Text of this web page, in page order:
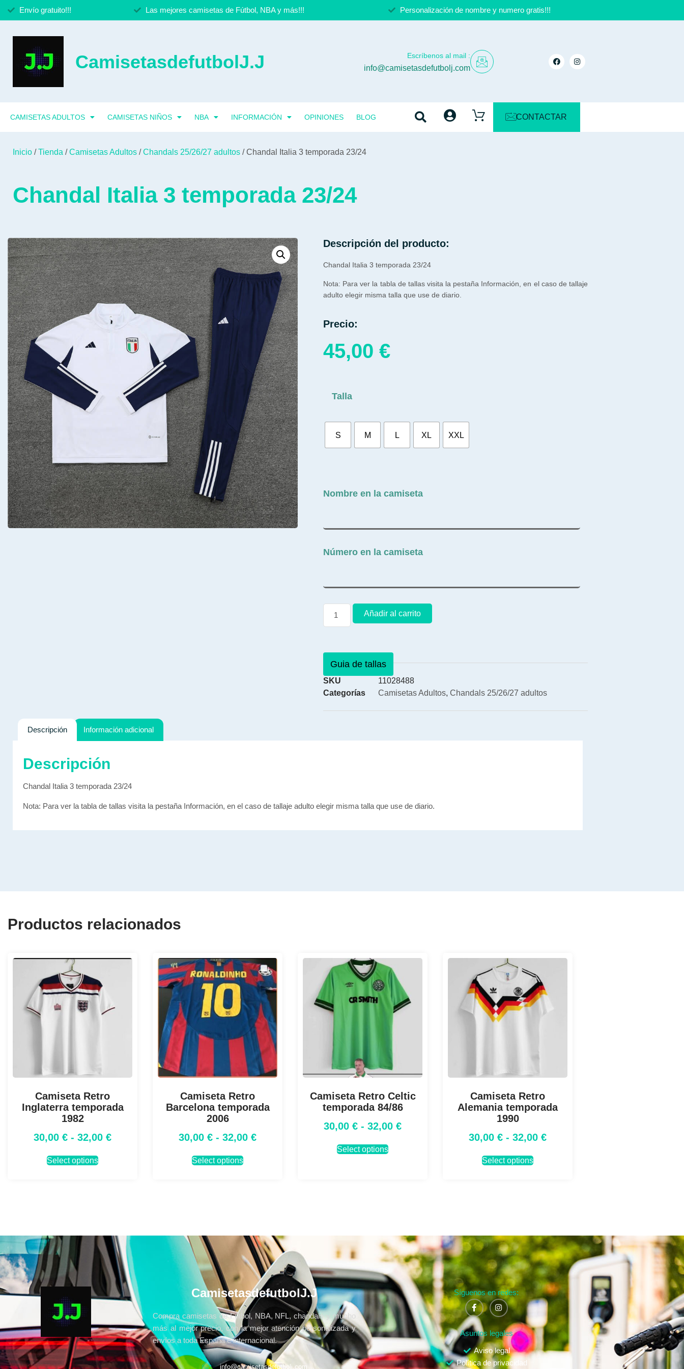
Envío gratuito!!! Las mejores camisetas de Fútbol, NBA y más!!! Personalización de nombre y numero gratis!!!
CamisetasdefutbolJ.J Escríbenos al mail :
info@camisetasdefutbolj.com
CAMISETAS ADULTOS CAMISETAS NIÑOS NBA INFORMACIÓN OPINIONES BLOG CONTACTAR
Inicio /Tienda /Camisetas Adultos /Chandals 25/26/27 adultos / Chandal Italia 3 temporada 23/24
Chandal Italia 3 temporada 23/24
Descripción del producto:
Chandal Italia 3 temporada 23/24
Nota: Para ver la tabla de tallas visita la pestaña Información, en el caso de tallaje
adulto elegir misma talla que use de diario.
Precio:
45,00 €
Talla
S M L XL XXL
Nombre en la camiseta
Número en la camiseta
Añadir al carrito
Guia de tallas
SKU
11028488
Categorías
Camisetas Adultos, Chandals 25/26/27 adultos
Descripción Información adicional
Descripción
Chandal Italia 3 temporada 23/24
Nota: Para ver la tabla de tallas visita la pestaña Información, en el caso de tallaje adulto elegir misma talla que use de diario.
Productos relacionados
Camiseta Retro
Inglaterra temporada
1982
30,00 € - 32,00 €
Select options
Camiseta Retro
Barcelona temporada
2006
30,00 € - 32,00 €
Select options
Camiseta Retro Celtic
temporada 84/86
30,00 € - 32,00 €
Select options
Camiseta Retro
Alemania temporada
1990
30,00 € - 32,00 €
Select options
CamisetasdefutbolJ.J
Compra camisetas de Fútbol, NBA, NFL, chandals y mucho
más al mejor precio, con la mejor atención personalizada y
envíos a toda España e internacional.
info@camisetasdefutbolj.com
Síguenos en redes:
Asuntos legales
Aviso legal
Política de privacidad